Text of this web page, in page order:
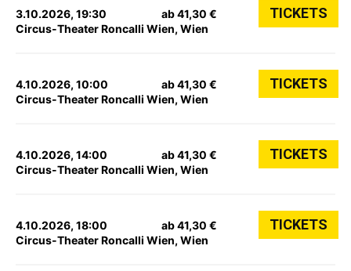
3.10.2026, 19:30
Circus-Theater Roncalli Wien, Wien
ab 41,30 € TICKETS
4.10.2026, 10:00
Circus-Theater Roncalli Wien, Wien
ab 41,30 € TICKETS
4.10.2026, 14:00
Circus-Theater Roncalli Wien, Wien
ab 41,30 € TICKETS
4.10.2026, 18:00
Circus-Theater Roncalli Wien, Wien
ab 41,30 € TICKETS